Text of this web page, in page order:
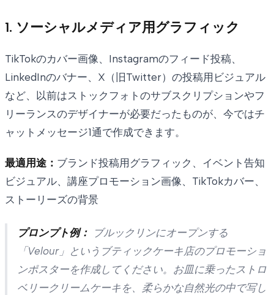
1. ソーシャルメディア用グラフィック
TikTokのカバー画像、Instagramのフィード投稿、
LinkedInのバナー、X（旧Twitter）の投稿用ビジュアル
など、以前はストックフォトのサブスクリプションやフ
リーランスのデザイナーが必要だったものが、今ではチ
ャットメッセージ1通で作成できます。
最適用途： ブランド投稿用グラフィック、イベント告知
ビジュアル、講座プロモーション画像、TikTokカバー、
ストーリーズの背景
プロンプト例：
ブルックリンにオープンする
「Velour」というブティックケーキ店のプロモーショ
ンポスターを作成してください。お皿に乗ったストロ
ベリークリームケーキを、柔らかな自然光の中で写し